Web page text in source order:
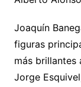
Joaquín
figuras
más brillantes
Jorge